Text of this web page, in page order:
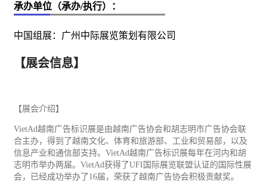
承办单位（承办/执行）：
中国组展：广州中际展览策划有限公司
【展会信息】
【展会介绍】
VietAd越南广告标识展是由越南广告协会和胡志明市广告协会联
合主办，得到了越南文化、体育和旅游部、 工业和 贸易部，以及
信息产业和通信部支持。VietAd越南广告标识展每年在河内和胡
志明市举办两届。VietAd获得了UFI国际展览联盟认证的国际性展
会，已经成功举办了16届，荣获了越南广告协会积极贡献奖。